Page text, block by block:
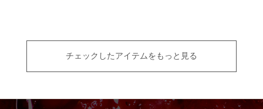
チェックしたアイテムをもっと見る